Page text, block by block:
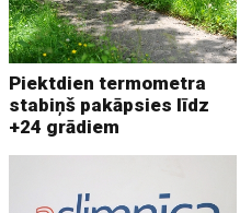
Piektdien termometra
stabiņš pakāpsies līdz
+24 grādiem